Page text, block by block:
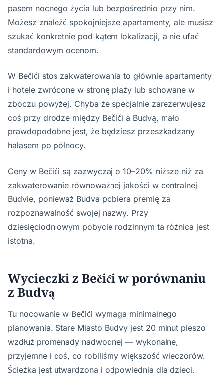
pasem nocnego życia lub bezpośrednio przy nim.
Możesz znaleźć spokojniejsze apartamenty, ale musisz
szukać konkretnie pod kątem lokalizacji, a nie ufać
standardowym ocenom.
W Bečići stos zakwaterowania to głównie apartamenty
i hotele zwrócone w stronę plaży lub schowane w
zboczu powyżej. Chyba że specjalnie zarezerwujesz
coś przy drodze między Bečići a Budvą, mało
prawdopodobne jest, że będziesz przeszkadzany
hałasem po północy.
Ceny w Bečići są zazwyczaj o 10–20% niższe niż za
zakwaterowanie równoważnej jakości w centralnej
Budvie, ponieważ Budva pobiera premię za
rozpoznawalność swojej nazwy. Przy
dziesięciodniowym pobycie rodzinnym ta różnica jest
istotna.
Wycieczki z Bečići w porównaniu
z Budvą
Tu nocowanie w Bečići wymaga minimalnego
planowania. Stare Miasto Budvy jest 20 minut pieszo
wzdłuż promenady nadwodnej — wykonalne,
przyjemne i coś, co robiliśmy większość wieczorów.
Ścieżka jest utwardzona i odpowiednia dla dzieci.